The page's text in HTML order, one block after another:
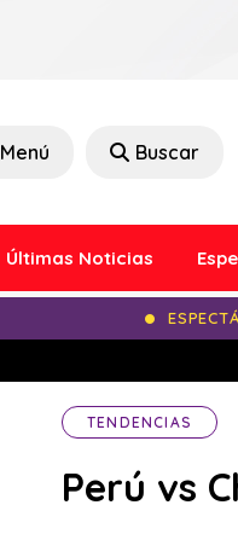
Menú Buscar
Últimas Noticias
TENDENCIAS
Perú vs